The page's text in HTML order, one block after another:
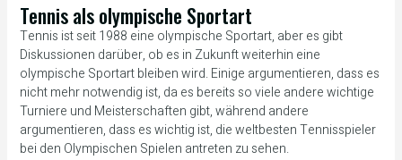
Tennis als olympische Sportart
Tennis ist seit 1988 eine olympische Sportart, aber es gibt
Diskussionen darüber, ob es in Zukunft weiterhin eine
olympische Sportart bleiben wird. Einige argumentieren, dass es
nicht mehr notwendig ist, da es bereits so viele andere wichtige
Turniere und Meisterschaften gibt, während andere
argumentieren, dass es wichtig ist, die weltbesten Tennisspieler
bei den Olympischen Spielen antreten zu sehen.